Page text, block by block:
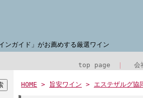
ンガイド」がお薦めする厳選ワイン
top page 会
HOME > 旨安ワイン > エステザルグ協